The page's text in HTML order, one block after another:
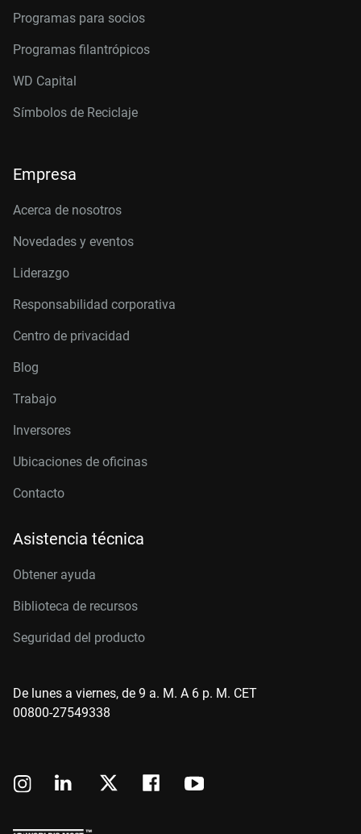
Programas para socios
Programas filantrópicos
WD Capital
Símbolos de Reciclaje
Empresa
Acerca de nosotros
Novedades y eventos
Liderazgo
Responsabilidad corporativa
Centro de privacidad
Blog
Trabajo
Inversores
Ubicaciones de oficinas
Contacto
Asistencia técnica
Obtener ayuda
Biblioteca de recursos
Seguridad del producto
De lunes a viernes, de 9 a. M. A 6 p. M. CET
00800-27549338